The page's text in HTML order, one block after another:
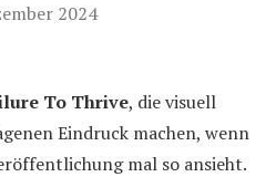
2024
To Thrive, die visuell
Eindruck machen, wenn
mal so ansieht.